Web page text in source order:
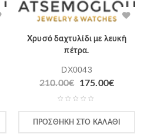
Χρυσό δαχτυλίδι με λευκή
πέτρα.
DX0043
210.00€ 175.00€
ΠΡΟΣΘΉΚΗ ΣΤΟ ΚΑΛΆΘΙ